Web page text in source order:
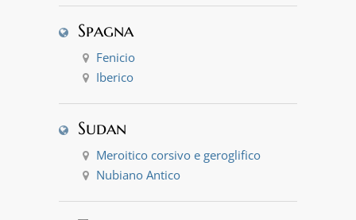
Spagna
Fenicio
Iberico
Sudan
Meroitico corsivo e geroglifico
Nubiano Antico